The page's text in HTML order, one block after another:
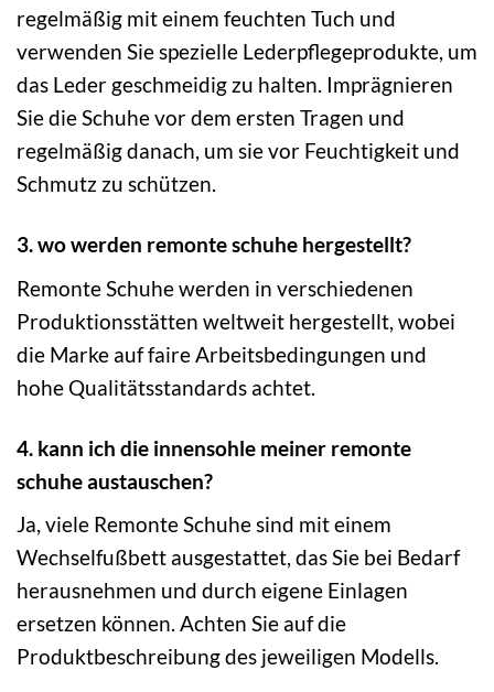
regelmäßig mit einem feuchten Tuch und
verwenden Sie spezielle Lederpflegeprodukte, um
das Leder geschmeidig zu halten. Imprägnieren
Sie die Schuhe vor dem ersten Tragen und
regelmäßig danach, um sie vor Feuchtigkeit und
Schmutz zu schützen.
3. wo werden remonte schuhe hergestellt?
Remonte Schuhe werden in verschiedenen
Produktionsstätten weltweit hergestellt, wobei
die Marke auf faire Arbeitsbedingungen und
hohe Qualitätsstandards achtet.
4. kann ich die innensohle meiner remonte
schuhe austauschen?
Ja, viele Remonte Schuhe sind mit einem
Wechselfußbett ausgestattet, das Sie bei Bedarf
herausnehmen und durch eigene Einlagen
ersetzen können. Achten Sie auf die
Produktbeschreibung des jeweiligen Modells.